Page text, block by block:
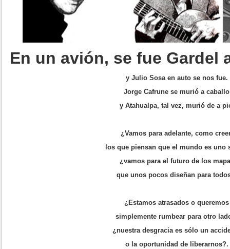
En un avión, se fue Gardel
y Julio Sosa en auto se nos fue.
Jorge Cafrune se murió a caballo
y Atahualpa, tal vez, murió de a
¿Vamos para adelante, como
los que piensan que el mundo es uno
¿vamos para el futuro de los
que unos pocos diseñan para
¿Estamos atrasados o queremos
simplemente rumbear para otro
¿nuestra desgracia es sólo un
o la oportunidad de liberarnos?.